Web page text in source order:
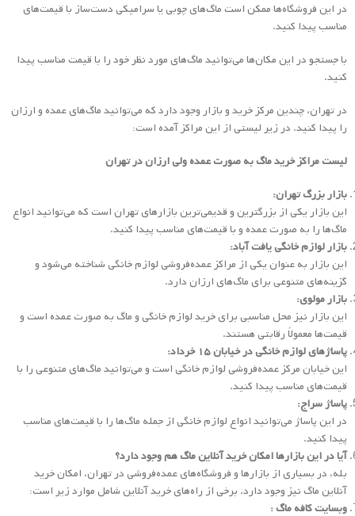
در این فروشگاه‌ها ممکن است ماگ‌های چوبی یا سرامیکی دست‌ساز با قیمت‌های
مناسب پیدا کنید.
با جستجو در این مکان‌ها می‌توانید ماگ‌های مورد نظر خود را با قیمت مناسب پیدا
کنید.
در تهران، چندین مرکز خرید و بازار وجود دارد که می‌توانید ماگ‌های عمده و ارزان
را پیدا کنید. در زیر لیستی از این مراکز آمده است:
لیست مراکز خرید ماگ به صورت عمده ولی ارزان در تهران
بازار بزرگ تهران:
این بازار یکی از بزرگترین و قدیمی‌ترین بازارهای تهران است که می‌توانید انواع
ماگ‌ها را به صورت عمده و با قیمت‌های مناسب پیدا کنید.
بازار لوازم خانگی یافت آباد:
این بازار به عنوان یکی از مراکز عمده‌فروشی لوازم خانگی شناخته می‌شود و
گزینه‌های متنوعی برای ماگ‌های ارزان دارد.
بازار مولوی:
این بازار نیز محل مناسبی برای خرید لوازم خانگی و ماگ به صورت عمده است و
قیمت‌ها معمولاً رقابتی هستند.
پاساژهای لوازم خانگی در خیابان ۱۵ خرداد:
این خیابان مرکز عمده‌فروشی لوازم خانگی است و می‌توانید ماگ‌های متنوعی را با
قیمت‌های مناسب پیدا کنید.
پاساژ سراج:
در این پاساژ می‌توانید انواع لوازم خانگی از جمله ماگ‌ها را با قیمت‌های مناسب
پیدا کنید.
آیا در این بازارها امکان خرید آنلاین ماگ هم وجود دارد؟
بله، در بسیاری از بازارها و فروشگاه‌های عمده‌فروشی در تهران، امکان خرید
آنلاین ماگ نیز وجود دارد. برخی از راه‌های خرید آنلاین شامل موارد زیر است:
وبسایت کافه ماگ :